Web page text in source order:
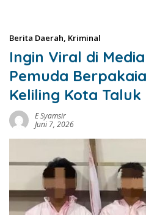
Berita Daerah, Kriminal
Ingin Viral di
Pemuda
Keliling Kota
E Syamsir
Juni 7, 2026